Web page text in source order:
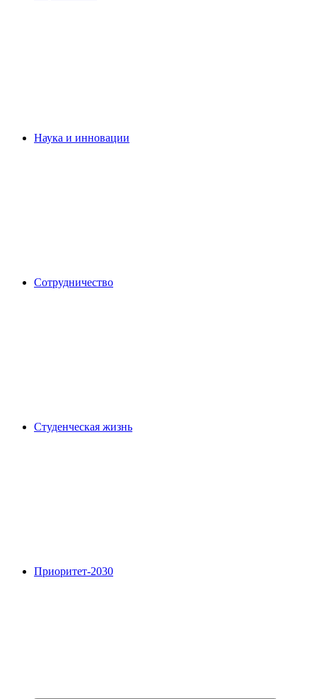
Наука и инновации
Сотрудничество
Студенческая жизнь
Приоритет-2030